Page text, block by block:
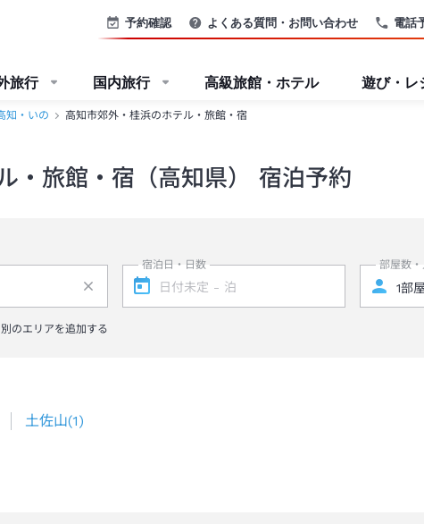
電話
予約確認 よくある質問・お問い合わせ
旅行 国内旅行 高級旅館・ホテル 遊び・レ
知・いの 高知市郊外・桂浜のホテル・旅館・宿
・旅館・宿（高知県） 宿泊予約
別のエリアを追加する
宿泊日・日数 部屋数
土佐山(1)